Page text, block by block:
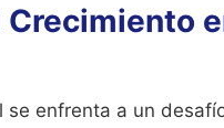
enfrenta a un